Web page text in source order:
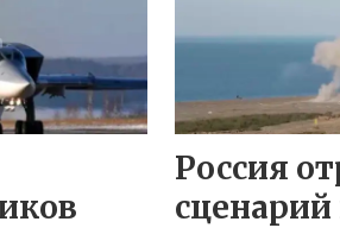
Россия